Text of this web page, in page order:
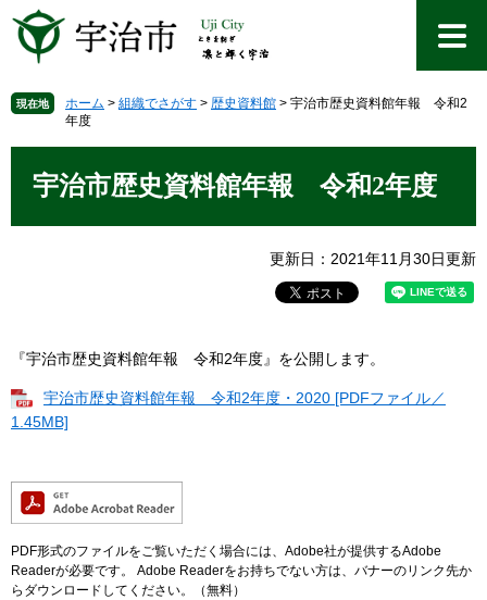
先
で
を
ば
現在地 ホーム > 組織でさがす > 歴史資料館 > 宇治市歴史資料館年報 令和2
年度
宇治市歴史資料館年報 令和2年度
更新日：2021年11月30日更新
『宇治市歴史資料館年報 令和2年度』を公開します。
宇治市歴史資料館年報 令和2年度・2020 [PDFファイル／
1.45MB]
PDF形式のファイルをご覧いただく場合には、Adobe社が提供するAdobe
Readerが必要です。
Adobe Readerをお持ちでない方は、バナーのリンク先か
らダウンロードしてください。（無料）